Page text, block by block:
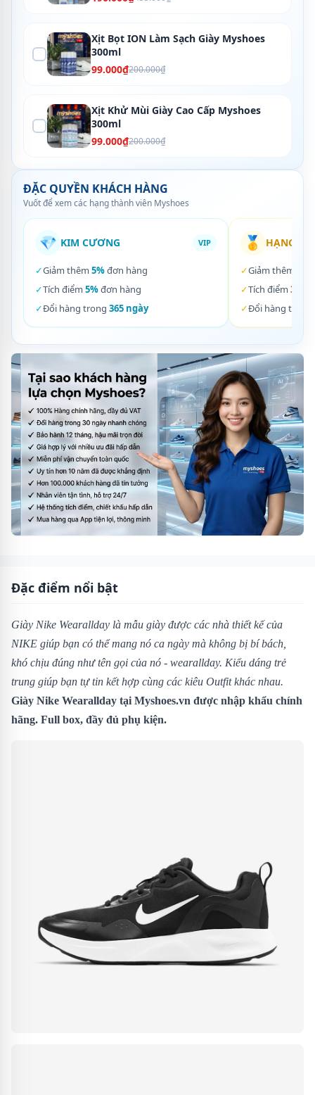
Xịt Bọt ION Làm Sạch Giày Myshoes
300ml
99.000₫200.000₫
Xịt Khử Mùi Giày Cao Cấp Myshoes
300ml
99.000₫200.000₫
ĐẶC QUYỀN KHÁCH HÀNG
Vuốt để xem các hạng thành viên Myshoes
💎 KIM CƯƠNG VIP
✓Giảm thêm 5%đơn hàng
✓Tích điểm 5%đơn hàng
✓Đổi hàng trong 365 ngày
🥇 HẠNG
✓Giảm thêm
✓Tích điểm 3%
✓Đổi hàng trong
Đặc điểm nổi bật
Giày Nike Wearallday là mẫu giày được các nhà thiết kế của
NIKE giúp bạn có thể mang nó ca ngày mà không bị bí bách,
khó chịu đúng như tên gọi của nó - wearallday. Kiểu dáng trẻ
trung giúp bạn tự tin kết hợp cùng các kiêu Outfit khác nhau.
Giày Nike Wearallday tại Myshoes.vn được nhập khẩu chính
hãng. Full box, đầy đủ phụ kiện.